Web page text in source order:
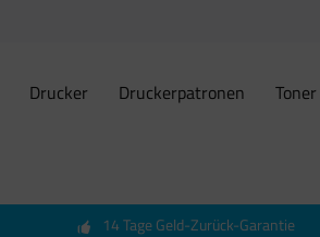
Drucker Druckerpatronen Toner
14 Tage Geld-Zurück-Garantie